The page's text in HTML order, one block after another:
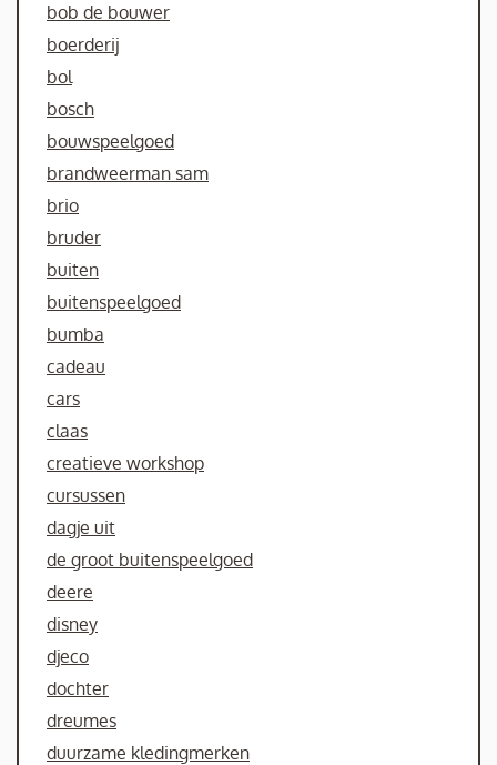
bob de bouwer
boerderij
bol
bosch
bouwspeelgoed
brandweerman sam
brio
bruder
buiten
buitenspeelgoed
bumba
cadeau
cars
claas
creatieve workshop
cursussen
dagje uit
de groot buitenspeelgoed
deere
disney
djeco
dochter
dreumes
duurzame kledingmerken